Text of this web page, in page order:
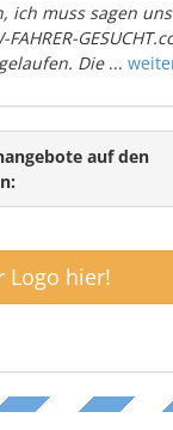
ich muss sagen
Die...
auf den
Logo hier!